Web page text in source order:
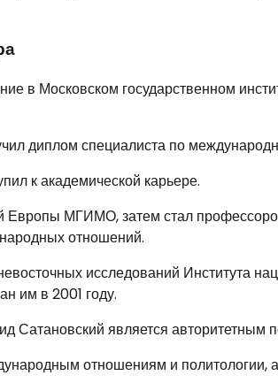
в Московском государственном
диплом специалиста по
к академической карьере.
Европы МГИМО, затем стал
отношений.
исследований Института
им в 2001 году.
Сатановский является авторитетным
отношениям и политологии,